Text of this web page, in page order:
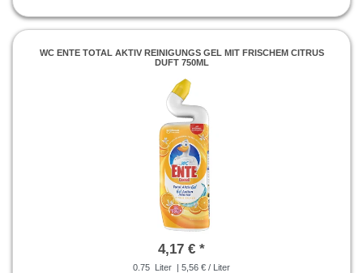
WC ENTE TOTAL AKTIV REINIGUNGS GEL MIT FRISCHEM CITRUS
DUFT 750ML
4,17 € *
0.75 Liter | 5,56 € / Liter